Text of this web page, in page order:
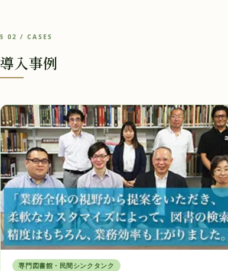
§ 02 / CASES
導入事例
専門図書館・民間シンクタンク